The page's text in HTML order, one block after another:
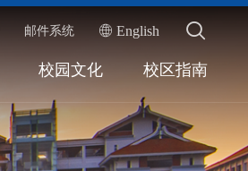
邮件系统 English
校园文化 校区指南